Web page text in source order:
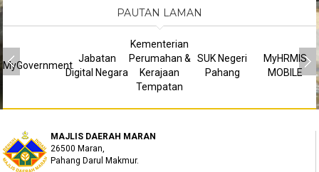
PAUTAN LAMAN
MyGovernment
Jabatan
Digital Negara
Kementerian
Perumahan &
Kerajaan
Tempatan
SUK Negeri
Pahang
MyHRMIS
MOBILE
MAJLIS DAERAH MARAN
26500 Maran,
Pahang Darul Makmur.